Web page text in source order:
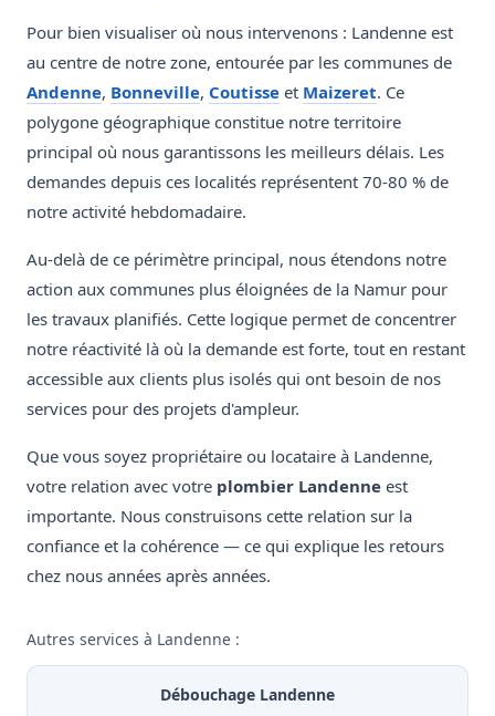
Pour bien visualiser où nous intervenons : Landenne est
au centre de notre zone, entourée par les communes de
Andenne, Bonneville, Coutisse et Maizeret. Ce
polygone géographique constitue notre territoire
principal où nous garantissons les meilleurs délais. Les
demandes depuis ces localités représentent 70-80 % de
notre activité hebdomadaire.
Au-delà de ce périmètre principal, nous étendons notre
action aux communes plus éloignées de la Namur pour
les travaux planifiés. Cette logique permet de concentrer
notre réactivité là où la demande est forte, tout en restant
accessible aux clients plus isolés qui ont besoin de nos
services pour des projets d'ampleur.
Que vous soyez propriétaire ou locataire à Landenne,
votre relation avec votre plombier Landenne est
importante. Nous construisons cette relation sur la
confiance et la cohérence — ce qui explique les retours
chez nous années après années.
Autres services à Landenne :
Débouchage Landenne